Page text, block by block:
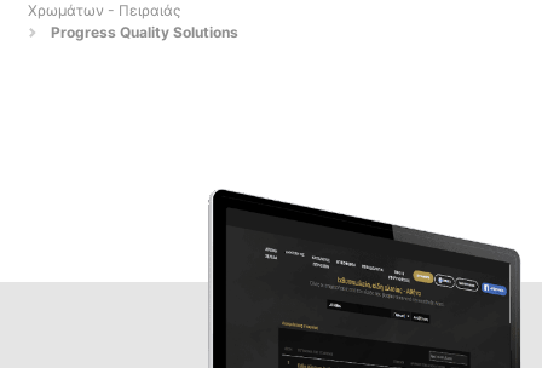
Χρωμάτων - Πειραιάς
Progress Quality Solutions